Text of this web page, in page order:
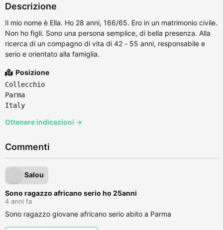
Descrizione
Il mio nome è Ella. Ho 28 anni, 166/65. Ero in un matrimonio civile.
Non ho figli. Sono una persona semplice, di bella presenza. Alla
ricerca di un compagno di vita di 42 - 55 anni, responsabile e
serio e orientato alla famiglia.
Posizione
Collecchio
Parma
Italy
Ottenere indicazioni →
Commenti
Salou
Sono ragazzo africano serio ho 25anni
4 anni fa
Sono ragazzo giovane africano serio abito a Parma